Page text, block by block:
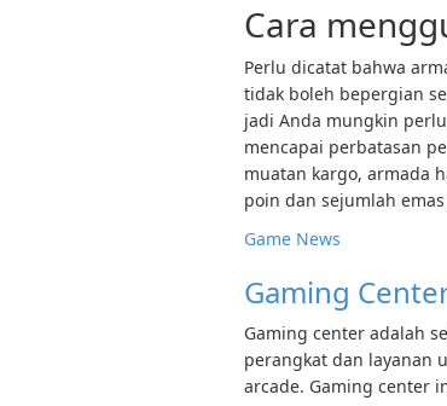
Cara
Perlu dicatat bahwa
tidak boleh bepergian
jadi Anda mungkin
mencapai perbatasan
muatan kargo, armada
poin dan sejumlah
Game News
Gaming
Gaming center adalah
perangkat dan layanan
arcade. Gaming center